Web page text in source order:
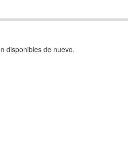
disponibles de nuevo.